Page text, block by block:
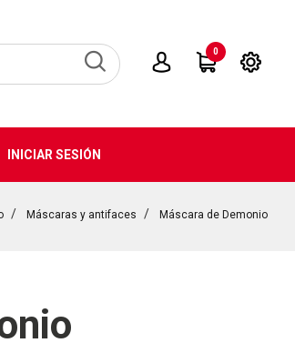
0
INICIAR SESIÓN
Máscaras y antifaces Máscara de Demonio